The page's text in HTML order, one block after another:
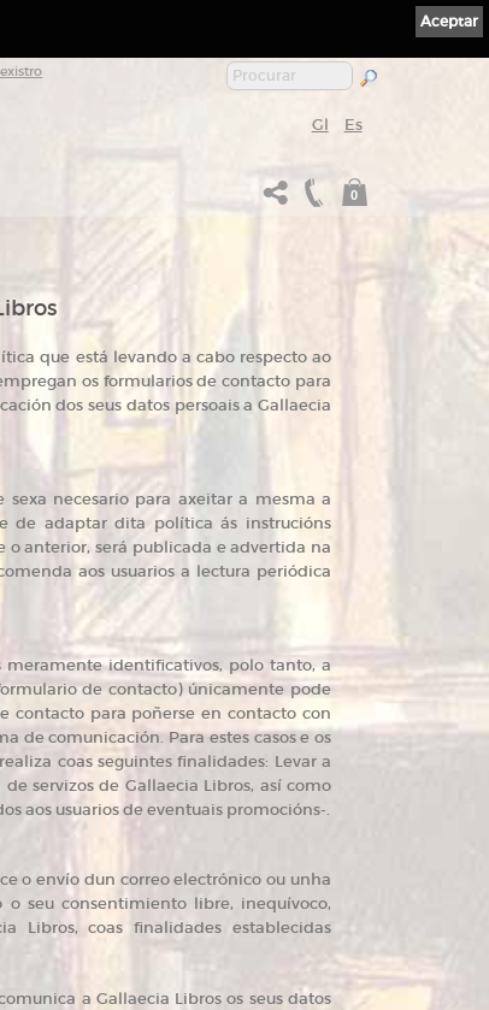
Gl Es
0
que está levando a cabo respecto ao
os formularios de contacto para
dos seus datos persoais a Gallaecia
necesario para axeitar a mesma a
de adaptar dita política ás instrucións
anterior, será publicada e advertida na
aos usuarios a lectura periódica
meramente identificativos, polo tanto, a
de contacto) únicamente pode
contacto para poñerse en contacto con
de comunicación. Para estes casos e os
coas seguintes finalidades: Levar a
servizos de Gallaecia Libros, así como
aos usuarios de eventuais promocións-.
o envío dun correo electrónico ou unha
seu consentimiento libre, inequívoco,
Libros, coas finalidades establecidas
a Gallaecia Libros os seus datos
Aceptar